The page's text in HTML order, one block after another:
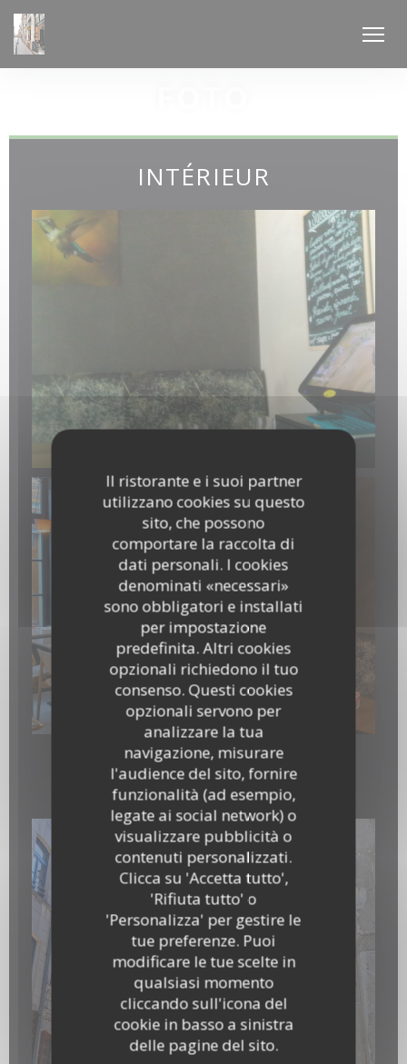
Personalizzazione delle tue scelte sui cookie
Il ristorante e i suoi partner
utilizzano cookies su questo
sito, che possono
comportare la raccolta di
dati personali. I cookies
denominati «necessari»
sono obbligatori e installati
per impostazione
predefinita. Altri cookies
opzionali richiedono il tuo
consenso. Questi cookies
opzionali servono per
analizzare la tua
navigazione, misurare
l'audience del sito, fornire
funzionalità (ad esempio,
legate ai social network) o
visualizzare pubblicità o
contenuti personalizzati.
Clicca su 'Accetta tutto',
'Rifiuta tutto' o
'Personalizza' per gestire le
tue preferenze. Puoi
modificare le tue scelte in
qualsiasi momento
cliccando sull'icona del
cookie in basso a sinistra
delle pagine del sito.
INTÉRIEUR
20260211_135500.jpg
Panneau
IMG-20260414-WA0000.jpg